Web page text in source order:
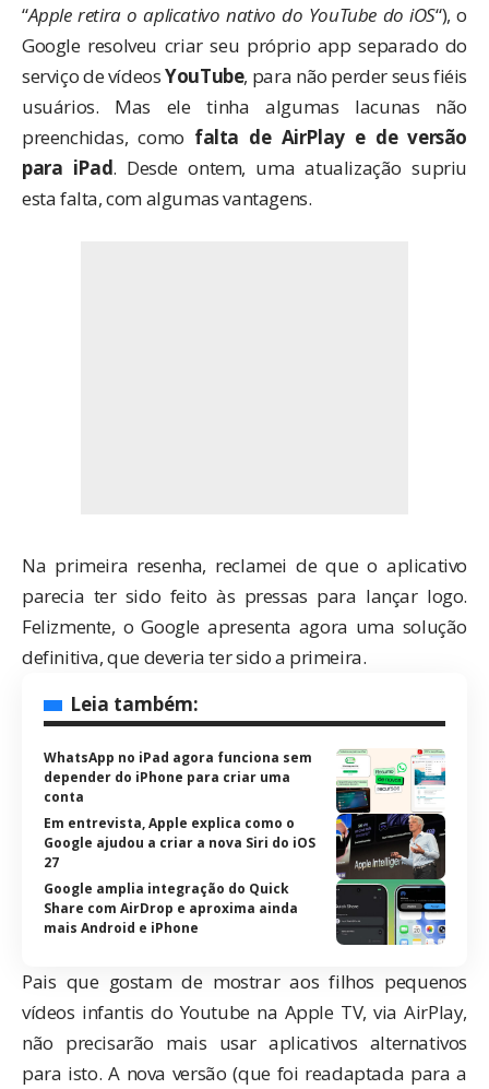
“Apple retira o aplicativo nativo do YouTube do iOS“), o
Google resolveu criarseu próprio app separado do
serviço de vídeosYouTube, para não perder seus fiéis
usuários. Mas ele tinha algumas lacunas não
preenchidas, como falta de AirPlay e de versão
para iPad. Desde ontem, uma atualização supriu
esta falta, com algumas vantagens.
Na primeira resenha, reclamei de que o aplicativo
parecia ter sido feito às pressas para lançar logo.
Felizmente, o Google apresenta agora uma solução
definitiva, que deveria ter sido a primeira.
Leia também:
WhatsApp no iPad agora funciona sem
depender do iPhone para criar uma
conta
Em entrevista, Apple explica como o
Google ajudou a criar a nova Siri do iOS
27
Google amplia integração do Quick
Share com AirDrop e aproxima ainda
mais Android e iPhone
Pais que gostam de mostrar aos filhos pequenos
vídeos infantis do Youtube na Apple TV, via AirPlay,
não precisarão mais usaraplicativos alternativos
para isto. A nova versão (que foi readaptada para a